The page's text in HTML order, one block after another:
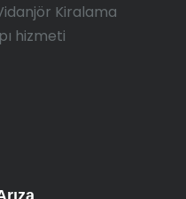
Kiralama
hizmeti